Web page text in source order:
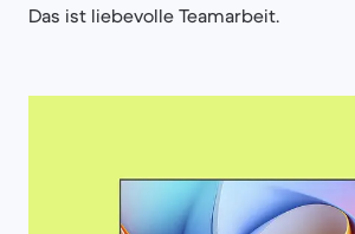
Das ist liebevolle Teamarbeit.